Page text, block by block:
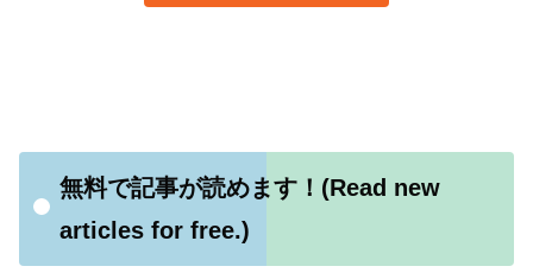
無料で記事が読めます！(Read new
articles for free.)